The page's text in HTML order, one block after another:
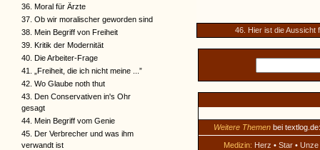
36. Moral für Ärzte
37. Ob wir moralischer geworden sind
38. Mein Begriff von Freiheit
39. Kritik der Modernität
40. Die Arbeiter-Frage
41. „Freiheit, die ich nicht meine ...”
42. Wo Glaube noth thut
43. Den Conservativen in's Ohr
gesagt
44. Mein Begriff vom Genie
45. Der Verbrecher und was ihm
verwandt ist
46. Hier ist die Aussicht
Weitere Themen bei textlog.de:
Medizin: Herz • Star • Unze